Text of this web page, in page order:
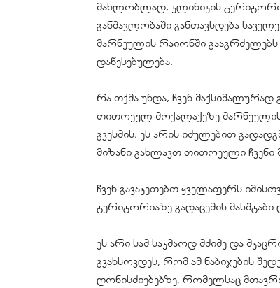
მახლობლად, კლინიკის
განმავლობაში განთავსდება
მარნეულის რაიონში
დაწესებულება.
რა თქმა უნდა, ჩვენ
თითოეულ მოქალაქეზე
გვესმის, ეს არის იძულებით
მიზანი გახლავთ თითოეული
ჩვენ გავაკეთებთ ყველაფერს
ტერიტორიაზე გადაცემის
ეს არი სამ საკმაოდ მძიმე და
გვახსოვდეს, რომ ამ ნაბიჯების
ღონისძიებებზე, რომელსაც